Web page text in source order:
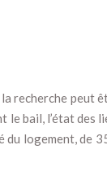
recherche peut
bail, l’état des
logement, de